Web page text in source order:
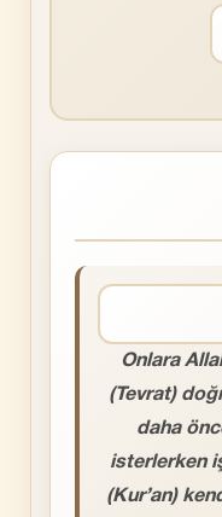
Onlara
(Tevrat)
daha
isterlerken
(Kur’an)